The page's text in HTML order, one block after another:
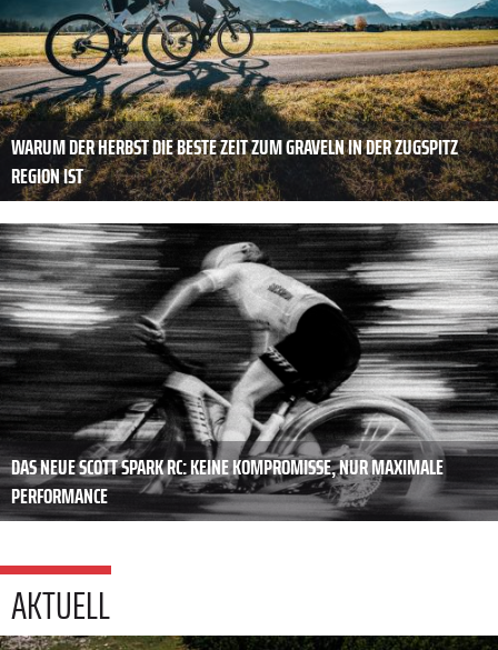
WARUM DER HERBST DIE BESTE ZEIT ZUM GRAVELN IN DER ZUGSPITZ
REGION IST
DAS NEUE SCOTT SPARK RC: KEINE KOMPROMISSE, NUR MAXIMALE
PERFORMANCE
AKTUELL